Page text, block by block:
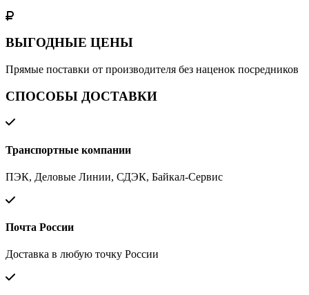
ВЫГОДНЫЕ ЦЕНЫ
Прямые поставки от производителя без наценок посредников
СПОСОБЫ ДОСТАВКИ
Транспортные компании
ПЭК, Деловые Линии, СДЭК, Байкал-Сервис
Почта России
Доставка в любую точку России